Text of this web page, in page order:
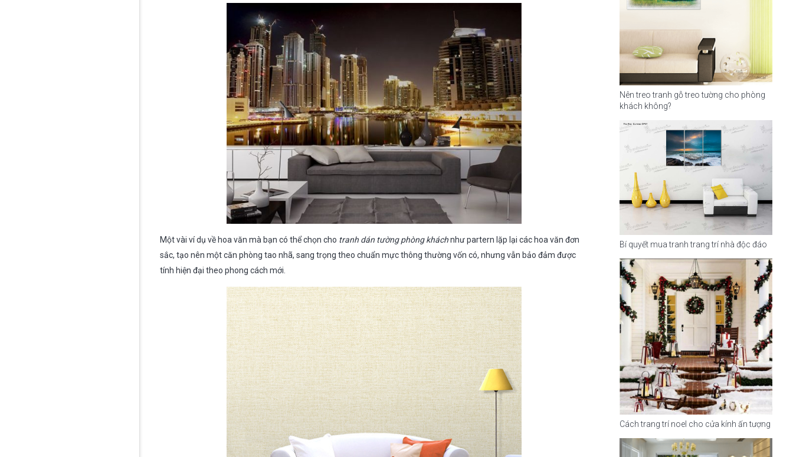
Một vài ví dụ về hoa văn mà bạn có thể chọn cho tranh dán tường phòng kháchnhư partern lặp lại các hoa văn đơn
sắc, tạo nên một căn phòng tao nhã, sang trọng theo chuẩn mực thông thường vốn có, nhưng vẫn bảo đảm được
tính hiện đại theo phong cách mới.
Nên treo tranh gỗ treo tường cho phòng
khách không?
Bí quyết mua tranh trang trí nhà độc đáo
Cách trang trí noel cho cửa kính ấn tượng